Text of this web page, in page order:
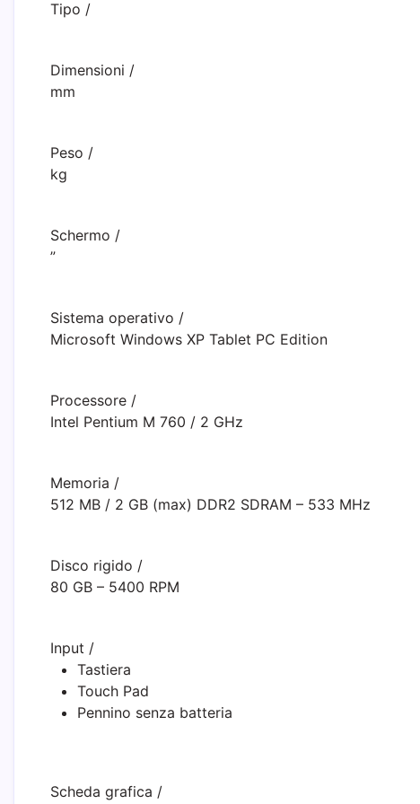
Tipo /
Dimensioni /
mm
Peso /
kg
Schermo /
”
Sistema operativo /
Microsoft Windows XP Tablet PC Edition
Processore /
Intel Pentium M 760 / 2 GHz
Memoria /
512 MB / 2 GB (max) DDR2 SDRAM – 533 MHz
Disco rigido /
80 GB – 5400 RPM
Input /
Tastiera
Touch Pad
Pennino senza batteria
Scheda grafica /